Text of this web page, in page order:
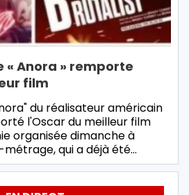
« Anora » remporte
film
du réalisateur américain
l'Oscar du meilleur film
organisée dimanche à
qui a déjà été…